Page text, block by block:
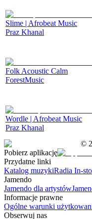
Slime | Afrobeat Music
Praz Khanal
Folk Acoustic Calm
ForestMusic
Wordle | Afrobeat Music
Praz Khanal
©
Pobierz aplikację
Przydatne linki
Katalog muzykiRadia In-
Jamendo
Jamendo dla artystów
Informacje prawne
Ogólne warunki
Obserwuj nas